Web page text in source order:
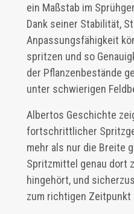
ein Maßstab im
Dank seiner Stabilität,
Anpassungsfähigkeit
spritzen und so
der Pflanzenbestände
unter schwierigen
Albertos Geschichte
fortschrittlicher
mehr als nur die Breite
Spritzmittel genau dort
hingehört, und
zum richtigen Zeitpunkt